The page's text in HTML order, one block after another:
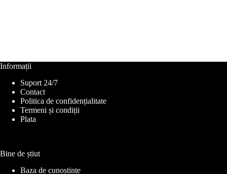
Informații
Suport 24/7
Contact
Politica de confidențialitate
Termeni și condiții
Plata
Bine de știut
Baza de cunoștințe